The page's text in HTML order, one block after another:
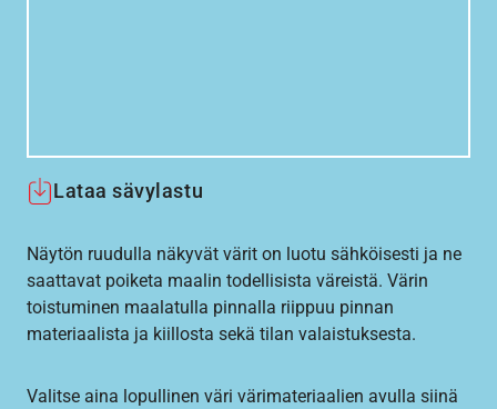
Lataa sävylastu
Näytön ruudulla näkyvät värit on luotu sähköisesti ja ne
saattavat poiketa maalin todellisista väreistä. Värin
toistuminen maalatulla pinnalla riippuu pinnan
materiaalista ja kiillosta sekä tilan valaistuksesta.
Valitse aina lopullinen väri värimateriaalien avulla siinä